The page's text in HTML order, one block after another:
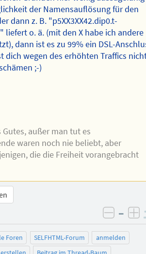
der Namensauflösung für den
dann z. B. "p5XX3XX42.dip0.t-
liefert o. ä. (mit den X habe ich andere
dann ist es zu 99% ein DSL-
dich wegen des erhöhten Traffics
;-)
Gutes, außer man tut es
waren noch nie beliebt, aber
die die Freiheit vorangebracht
–
Foren SELFHTML-Forum
anmelden